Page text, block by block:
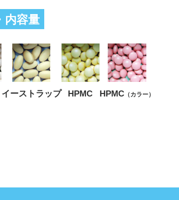
内容量
イーストラップ HPMC HPMC （カラー）